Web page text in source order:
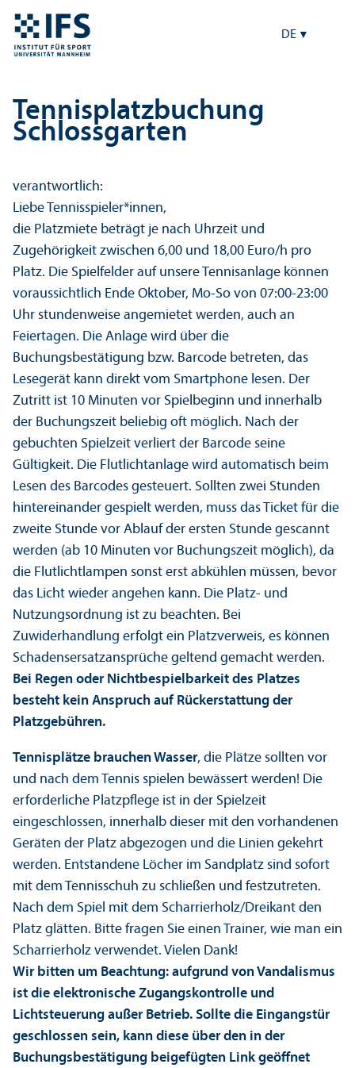
DE
Tennisplatzbuchung
Schlossgarten
verantwortlich:
Liebe Tennisspieler*innen,
die Platzmiete beträgt je nach Uhrzeit und
Zugehörigkeit zwischen 6,00 und 18,00 Euro/h pro
Platz. Die Spielfelder auf unsere Tennisanlage können
voraussichtlich Ende Oktober, Mo-So von 07:00-23:00
Uhr stundenweise angemietet werden, auch an
Feiertagen. Die Anlage wird über die
Buchungsbestätigung bzw. Barcode betreten, das
Lesegerät kann direkt vom Smartphone lesen. Der
Zutritt ist 10 Minuten vor Spielbeginn und innerhalb
der Buchungszeit beliebig oft möglich. Nach der
gebuchten Spielzeit verliert der Barcode seine
Gültigkeit. Die Flutlichtanlage wird automatisch beim
Lesen des Barcodes gesteuert. Sollten zwei Stunden
hintereinander gespielt werden, muss das Ticket für die
zweite Stunde vor Ablauf der ersten Stunde gescannt
werden (ab 10 Minuten vor Buchungszeit möglich), da
die Flutlichtlampen sonst erst abkühlen müssen, bevor
das Licht wieder angehen kann. Die Platz- und
Nutzungsordnung ist zu beachten. Bei
Zuwiderhandlung erfolgt ein Platzverweis, es können
Schadensersatzansprüche geltend gemacht werden.
Bei Regen oder Nichtbespielbarkeit des Platzes
besteht kein Anspruch auf Rückerstattung der
Platzgebühren.
Tennisplätze brauchen Wasser, die Plätze sollten vor
und nach dem Tennis spielen bewässert werden! Die
erforderliche Platzpflege ist in der Spielzeit
eingeschlossen, innerhalb dieser mit den vorhandenen
Geräten der Platz abgezogen und die Linien gekehrt
werden. Entstandene Löcher im Sandplatz sind sofort
mit dem Tennisschuh zu schließen und festzutreten.
Nach dem Spiel mit dem Scharrierholz/Dreikant den
Platz glätten. Bitte fragen Sie einen Trainer, wie man ein
Scharrierholz verwendet. Vielen Dank!
Wir bitten um Beachtung: aufgrund von Vandalismus
ist die elektronische Zugangskontrolle und
Lichtsteuerung außer Betrieb. Sollte die Eingangstür
geschlossen sein, kann diese über den in der
Buchungsbestätigung beigefügten Link geöffnet